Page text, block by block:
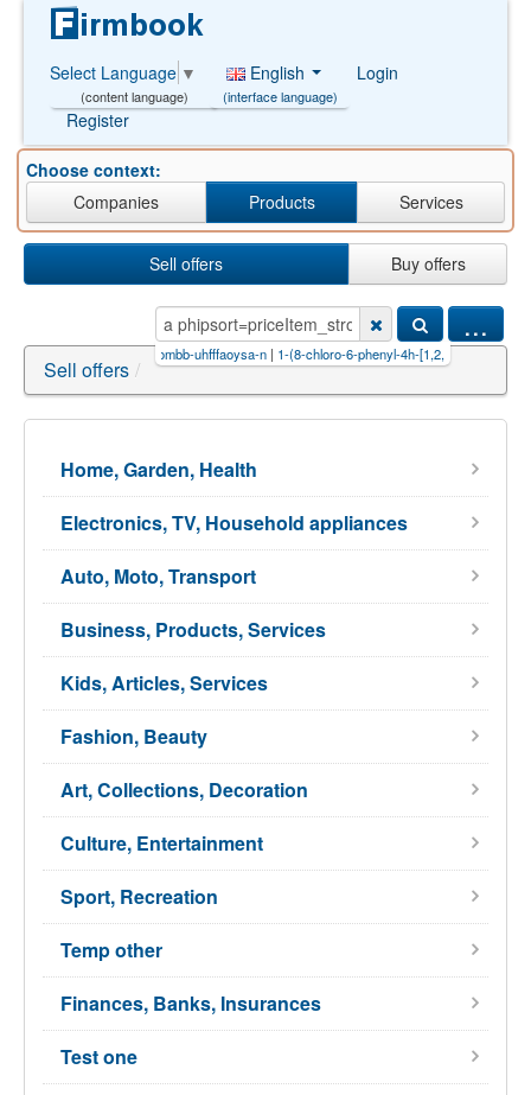
Select Language ▼
(content language)
English
(interface language)
Login
Register
Choose context:
Companies
Products Services
Sell offers Buy offers
...
| dcdcwvrdpiombb-uhfffaoysa-n|1-(8-chloro-6-phenyl-4h-[1,2,4]t|80456-81-
Sell offers /
Home, Garden, Health
Electronics, TV, Household appliances
Auto, Moto, Transport
Business, Products, Services
Kids, Articles, Services
Fashion, Beauty
Art, Collections, Decoration
Culture, Entertainment
Sport, Recreation
Temp other
Finances, Banks, Insurances
Test one